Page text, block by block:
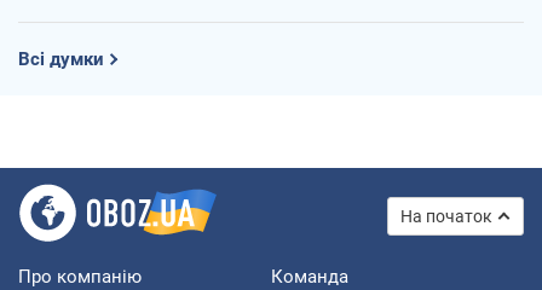
Всі думки
На початок
Про компанію Команда